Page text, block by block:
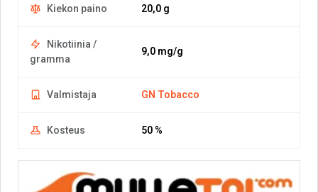
Kiekon paino 20,0 g
Nikotiinia /
gramma
9,0 mg/g
Valmistaja GN Tobacco
Kosteus 50 %